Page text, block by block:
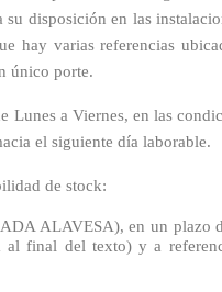
disposición en las
hay varias referencias
único porte.
a Viernes, en las
el siguiente día laborable.
de stock:
ALAVESA), en un plazo
final del texto) y a